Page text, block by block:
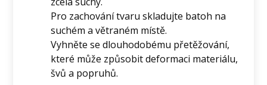
Pro zachování tvaru skladujte batoh na
suchém a větraném místě.
Vyhněte se dlouhodobému přetěžování,
které může způsobit deformaci materiálu,
švů a popruhů.